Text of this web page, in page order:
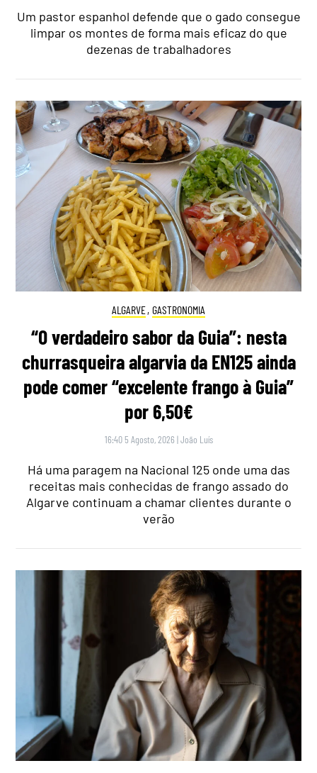
Um pastor espanhol defende que o gado consegue
limpar os montes de forma mais eficaz do que
dezenas de trabalhadores
ALGARVE, GASTRONOMIA
“O verdadeiro sabor da Guia”: nesta
churrasqueira algarvia da EN125 ainda
pode comer “excelente frango à Guia”
por 6,50€
16:40 5 Agosto, 2026 |João Luís
Há uma paragem na Nacional 125 onde uma das
receitas mais conhecidas de frango assado do
Algarve continuam a chamar clientes durante o
verão